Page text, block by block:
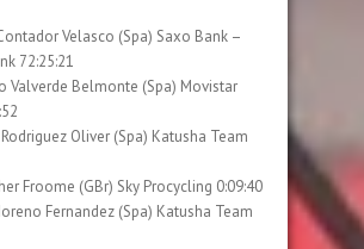
Velasco (Spa) Saxo Bank –
72:25:21
Valverde Belmonte (Spa) Movistar
Oliver (Spa) Katusha Team
Froome (GBr) Sky Procycling 0:09:40
Fernandez (Spa) Katusha Team